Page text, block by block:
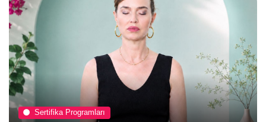
Sertifika Programları